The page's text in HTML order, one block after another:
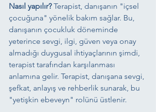
Nasıl yapılır? Terapist, danışanın "içsel
çocuğuna" yönelik bakım sağlar. Bu,
danışanın çocukluk döneminde
yeterince sevgi, ilgi, güven veya onay
almadığı duygusal ihtiyaçlarının şimdi,
terapist tarafından karşılanması
anlamına gelir. Terapist, danışana sevgi,
şefkat, anlayış ve rehberlik sunarak, bu
"yetişkin ebeveyn" rolünü üstlenir.